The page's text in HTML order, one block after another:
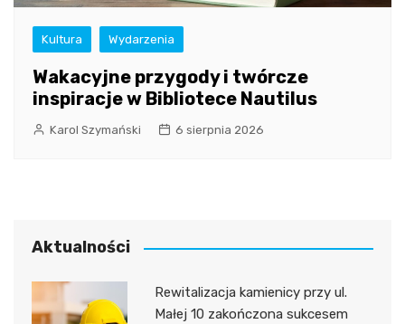
Kultura Wydarzenia
Wakacyjne przygody i twórcze
inspiracje w Bibliotece Nautilus
Karol Szymański 6 sierpnia 2026
Aktualności
Rewitalizacja kamienicy przy ul.
Małej 10 zakończona sukcesem